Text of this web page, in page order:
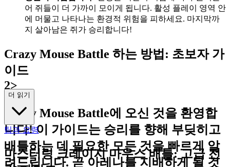
어 쥐들이 더 가까이 모이게 됩니다. 활성 플레이 영역 안
에 머물고 나타나는 환경적 위험을 피하세요. 마지막까
지 살아남은 쥐가 승리합니다!
Crazy Mouse Battle 하는 방법: 초보자 가
이드
2>
Crazy Mouse Battle에 오신 것을 환영합
니다! 이 가이드는 승리를 향해 부딪히고
배틀하는 데 필요한 모든 것을 빠르게 알
려드립니다. 곧 아레나를 지배하게 될 것
더 읽기
팁과 요령
마스터링 크레이지 마우스 배틀: 고급 전